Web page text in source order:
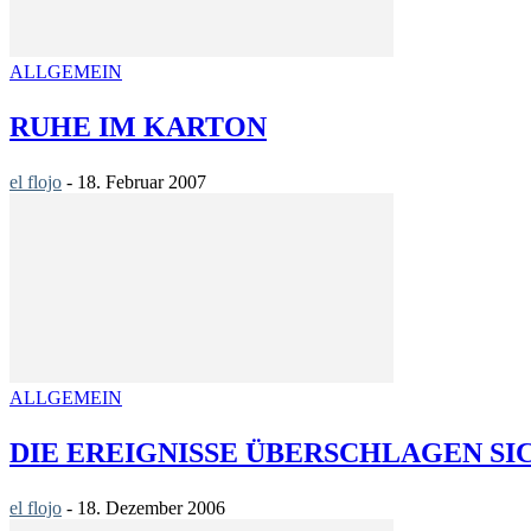
ALLGEMEIN
RUHE IM KARTON
el flojo - 18. Februar 2007
ALLGEMEIN
DIE EREIGNISSE ÜBERSCHLAGEN
el flojo - 18. Dezember 2006